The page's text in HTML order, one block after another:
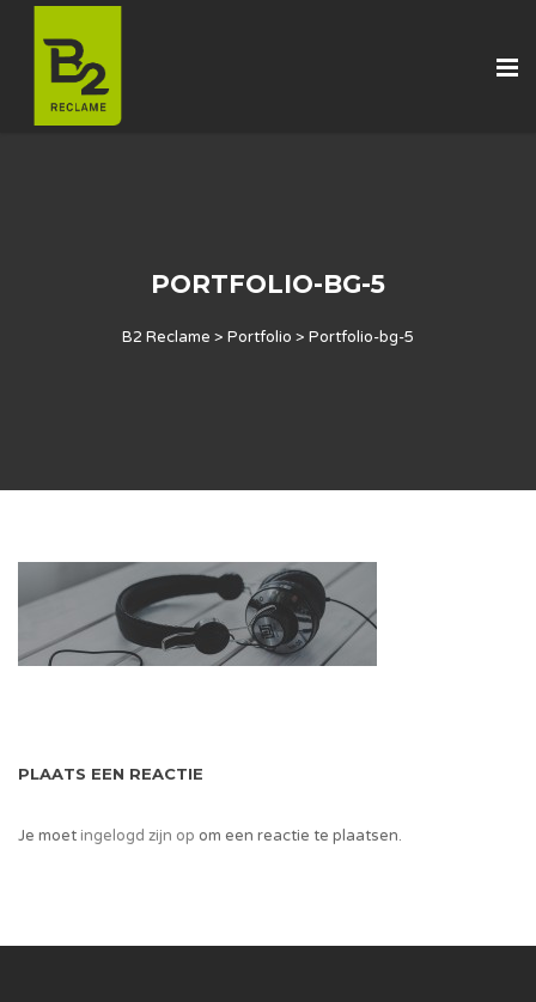
PORTFOLIO-BG-5
B2 Reclame > Portfolio > Portfolio-bg-5
PLAATS EEN REACTIE
Je moetingelogd zijn op om een reactie te plaatsen.